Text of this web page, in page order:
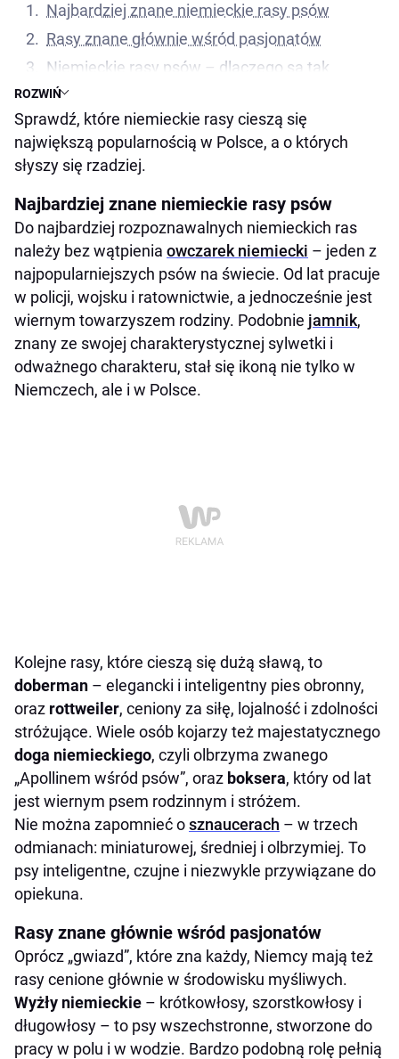
ROZWIŃ
Najbardziej znane niemieckie rasy psów
Rasy znane głównie wśród pasjonatów
Niemieckie rasy psów – dlaczego są tak
cenione?
Najważniejsze wnioski w pigułce
Sprawdź, które niemieckie rasy cieszą się
największą popularnością w Polsce, a o których
słyszy się rzadziej.
Najbardziej znane niemieckie rasy psów
Do najbardziej rozpoznawalnych niemieckich ras
należy bez wątpienia owczarek niemiecki – jeden z
najpopularniejszych psów na świecie. Od lat pracuje
w policji, wojsku i ratownictwie, a jednocześnie jest
wiernym towarzyszem rodziny. Podobnie jamnik,
znany ze swojej charakterystycznej sylwetki i
odważnego charakteru, stał się ikoną nie tylko w
Niemczech, ale i w Polsce.
Kolejne rasy, które cieszą się dużą sławą, to
doberman – elegancki i inteligentny pies obronny,
oraz rottweiler, ceniony za siłę, lojalność i zdolności
stróżujące. Wiele osób kojarzy też majestatycznego
doga niemieckiego, czyli olbrzyma zwanego
„Apollinem wśród psów”, oraz boksera, który od lat
jest wiernym psem rodzinnym i stróżem.
Nie można zapomnieć osznaucerach – w trzech
odmianach: miniaturowej, średniej i olbrzymiej. To
psy inteligentne, czujne i niezwykle przywiązane do
opiekuna.
Rasy znane głównie wśród pasjonatów
Oprócz „gwiazd”, które zna każdy, Niemcy mają też
rasy cenione głównie w środowisku myśliwych.
Wyżły niemieckie – krótkowłosy, szorstkowłosy i
długowłosy – to psy wszechstronne, stworzone do
pracy w polu i w wodzie. Bardzo podobną rolę pełnią